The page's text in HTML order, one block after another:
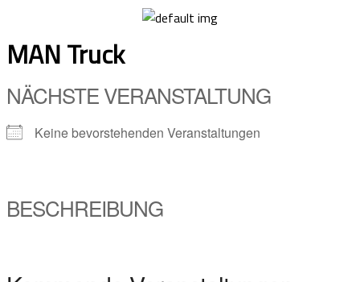
content
MAN Truck
NÄCHSTE VERANSTALTUNG
Keine bevorstehenden Veranstaltungen
BESCHREIBUNG